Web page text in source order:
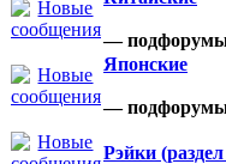
—
Японские
—
Рэйки